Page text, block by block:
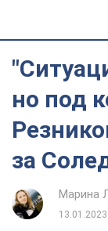
но под
за
Марина